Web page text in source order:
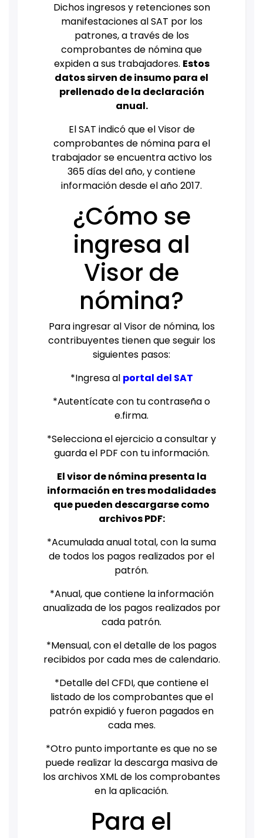
Dichos ingresos y retenciones son
manifestaciones al SAT por los
patrones, a través de los
comprobantes de nómina que
expiden a sus trabajadores. Estos
datos sirven de insumo para el
prellenado de la declaración
anual.
El SAT indicó que el Visor de
comprobantes de nómina para el
trabajador se encuentra activo los
365 días del año, y contiene
información desde el año 2017.
¿Cómo se
ingresa al
Visor de
nómina?
Para ingresar al Visor de nómina, los
contribuyentes tienen que seguir los
siguientes pasos:
*Ingresa al portal del SAT
*Autentícate con tu contraseña o
e.firma.
*Selecciona el ejercicio a consultar y
guarda el PDF con tu información.
El visor de nómina presenta la
información en tres modalidades
que pueden descargarse como
archivos PDF:
*Acumulada anual total, con la suma
de todos los pagos realizados por el
patrón.
*Anual, que contiene la información
anualizada de los pagos realizados por
cada patrón.
*Mensual, con el detalle de los pagos
recibidos por cada mes de calendario.
*Detalle del CFDI, que contiene el
listado de los comprobantes que el
patrón expidió y fueron pagados en
cada mes.
*Otro punto importante es que no se
puede realizar la descarga masiva de
los archivos XML de los comprobantes
en la aplicación.
Para el